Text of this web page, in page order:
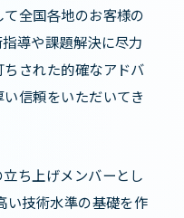
全国各地のお客様の
導や課題解決に尽力
された的確なアドバ
信頼をいただいてき
ち上げメンバーとし
い技術水準の基礎を作